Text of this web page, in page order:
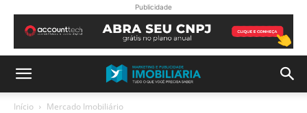
Publicidade
Início Mercado Imobiliário